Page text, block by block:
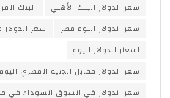
سعر الدولار البنك الأهلي
البنك
سعر الدولار اليوم مصر
سعر
اسعار الدولار اليوم
سعر الدولار مقابل الجنيه المصري اليوم
سعر الدولار في السوق السوداء في